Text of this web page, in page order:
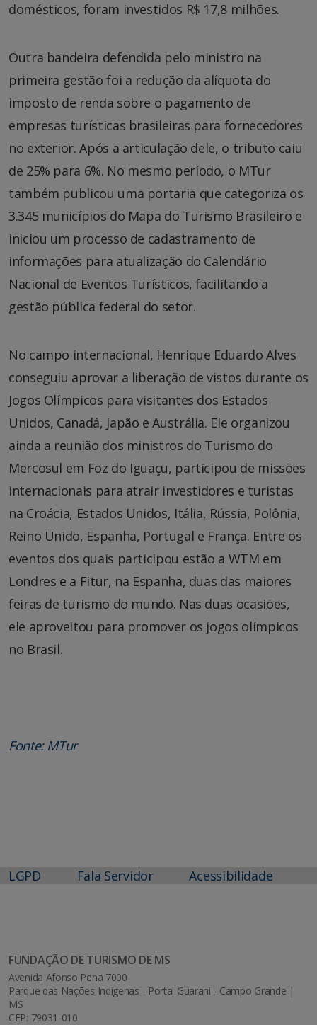
domésticos, foram investidos R$ 17,8 milhões.
Outra bandeira defendida pelo ministro na
primeira gestão foi a redução da alíquota do
imposto de renda sobre o pagamento de
empresas turísticas brasileiras para fornecedores
no exterior. Após a articulação dele, o tributo caiu
de 25% para 6%. No mesmo período, o MTur
também publicou uma portaria que categoriza os
3.345 municípios do Mapa do Turismo Brasileiro e
iniciou um processo de cadastramento de
informações para atualização do Calendário
Nacional de Eventos Turísticos, facilitando a
gestão pública federal do setor.
No campo internacional, Henrique Eduardo Alves
conseguiu aprovar a liberação de vistos durante os
Jogos Olímpicos para visitantes dos Estados
Unidos, Canadá, Japão e Austrália. Ele organizou
ainda a reunião dos ministros do Turismo do
Mercosul em Foz do Iguaçu, participou de missões
internacionais para atrair investidores e turistas
na Croácia, Estados Unidos, Itália, Rússia, Polônia,
Reino Unido, Espanha, Portugal e França. Entre os
eventos dos quais participou estão a WTM em
Londres e a Fitur, na Espanha, duas das maiores
feiras de turismo do mundo. Nas duas ocasiões,
ele aproveitou para promover os jogos olímpicos
no Brasil.
Fonte: MTur
LGPD Fala Servidor Acessibilidade
FUNDAÇÃO DE TURISMO DE MS
Avenida Afonso Pena 7000
Parque das Nações Indígenas - Portal Guarani - Campo Grande |
MS
CEP: 79031-010